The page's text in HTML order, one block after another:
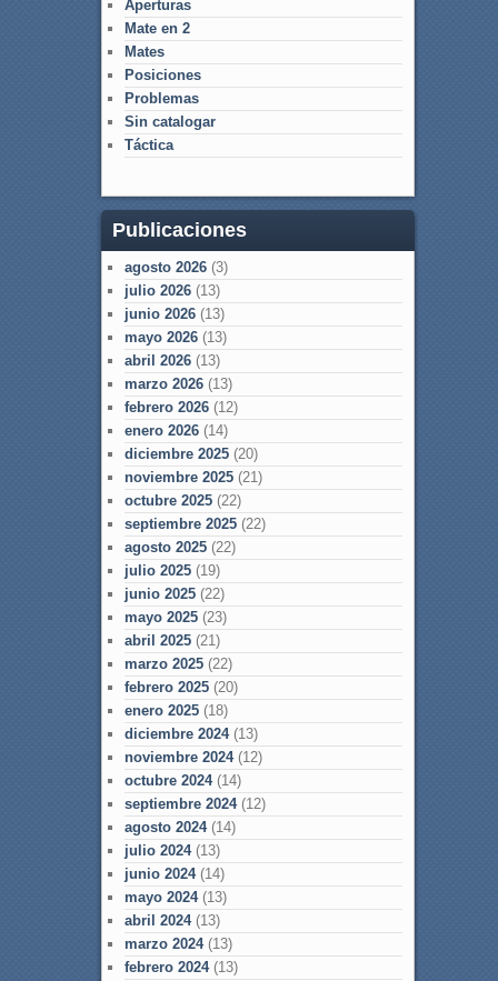
Aperturas
Mate en 2
Mates
Posiciones
Problemas
Sin catalogar
Táctica
Publicaciones
agosto 2026(3)
julio 2026(13)
junio 2026(13)
mayo 2026(13)
abril 2026(13)
marzo 2026(13)
febrero 2026(12)
enero 2026(14)
diciembre 2025(20)
noviembre 2025(21)
octubre 2025(22)
septiembre 2025(22)
agosto 2025(22)
julio 2025(19)
junio 2025(22)
mayo 2025(23)
abril 2025(21)
marzo 2025(22)
febrero 2025(20)
enero 2025(18)
diciembre 2024(13)
noviembre 2024(12)
octubre 2024(14)
septiembre 2024(12)
agosto 2024(14)
julio 2024(13)
junio 2024(14)
mayo 2024(13)
abril 2024(13)
marzo 2024(13)
febrero 2024(13)